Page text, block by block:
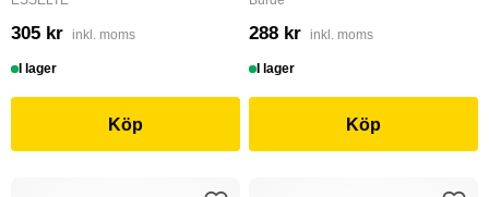
305 kr inkl. moms
I lager
Köp
288 kr inkl. moms
I lager
Köp